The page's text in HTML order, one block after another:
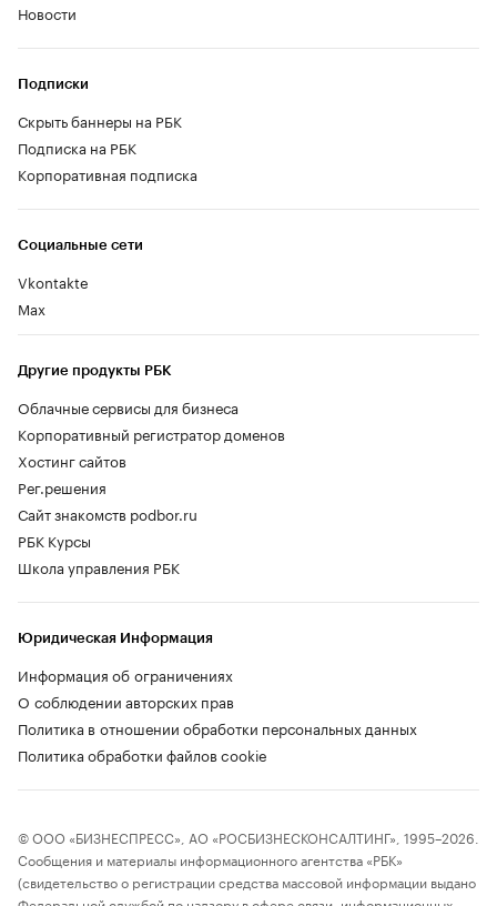
Новости
Социальные сети
Vkontakte
Max
Другие продукты РБК
Облачные сервисы для бизнеса
Корпоративный регистратор доменов
Хостинг сайтов
Рег.решения
Сайт знакомств podbor.ru
РБК Курсы
Школа управления РБК
Подписки
Скрыть баннеры на РБК
Подписка на РБК
Корпоративная подписка
Юридическая Информация
Информация об ограничениях
О соблюдении авторских прав
Политика в отношении обработки персональных данных
Политика обработки файлов cookie
© ООО «БИЗНЕСПРЕСС», АО «РОСБИЗНЕСКОНСАЛТИНГ», 1995–2026.
Сообщения и материалы информационного агентства «РБК»
(свидетельство о регистрации средства массовой информации выдано